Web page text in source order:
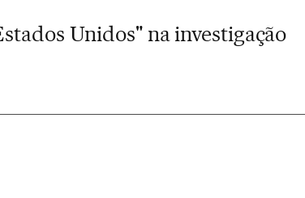
Unidos" na investigação